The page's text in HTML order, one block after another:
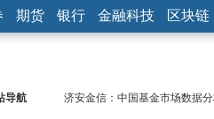
期货 银行 金融科技 区块链
导航
济安金信：中国基金市场数据分